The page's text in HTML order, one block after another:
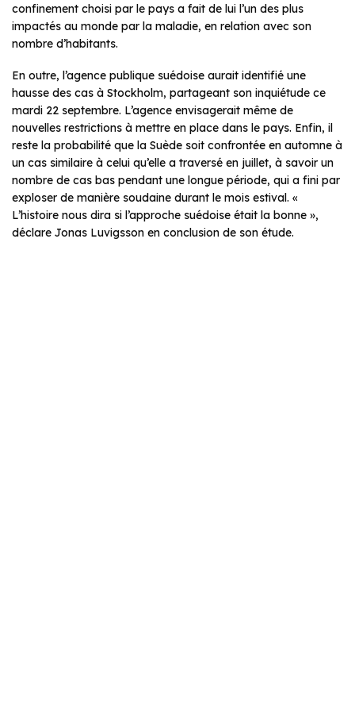
confinement choisi par le pays a fait de lui l’un des plus
impactés au monde par la maladie, en relation avec son
nombre d’habitants.
En outre, l’agence publique suédoise aurait identifié une
hausse des cas à Stockholm, partageant son inquiétude ce
mardi 22 septembre. L’agence envisagerait même de
nouvelles restrictions à mettre en place dans le pays. Enfin, il
reste la probabilité que la Suède soit confrontée en automne à
un cas similaire à celui qu’elle a traversé en juillet, à savoir un
nombre de cas bas pendant une longue période, qui a fini par
exploser de manière soudaine durant le mois estival. «
L’histoire nous dira si l’approche suédoise était la bonne »,
déclare Jonas Luvigsson en conclusion de son étude.